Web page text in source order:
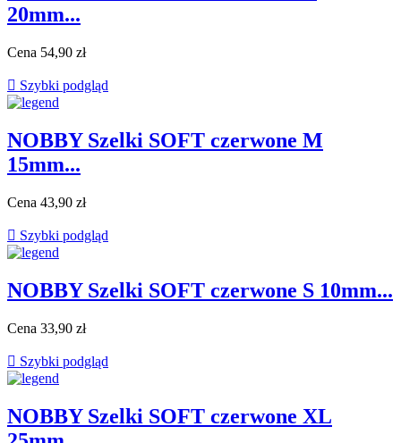
20mm...
Cena 54,90 zł
 Szybki podgląd
NOBBY Szelki SOFT czerwone M
15mm...
Cena 43,90 zł
 Szybki podgląd
NOBBY Szelki SOFT czerwone S 10mm...
Cena 33,90 zł
 Szybki podgląd
NOBBY Szelki SOFT czerwone XL